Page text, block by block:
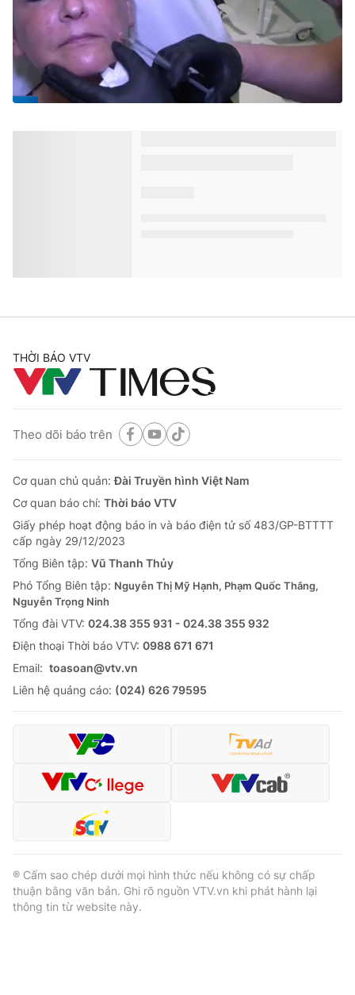
THỜI BÁO VTV
Theo dõi báo trên
Cơ quan chủ quản:Đài Truyền hình Việt Nam
Cơ quan báo chí: Thời báo VTV
Giấy phép hoạt động báo in và báo điện tử số 483/GP-BTTTT
cấp ngày 29/12/2023
Tổng Biên tập: Vũ Thanh Thủy
Phó Tổng Biên tập: Nguyễn Thị Mỹ Hạnh, Phạm Quốc Thắng,
Nguyễn Trọng Ninh
Tổng đài VTV: 024.38 355 931 - 024.38 355 932
Ðiện thoại Thời báo VTV: 0988 671 671
Email: toasoan@vtv.vn
Liên hệ quảng cáo: (024) 626 79595
® Cấm sao chép dưới mọi hình thức nếu không có sự chấp
thuận bằng văn bản. Ghi rõ nguồn VTV.vn khi phát hành lại
thông tin từ website này.